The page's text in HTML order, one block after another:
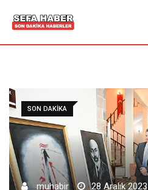
SON DAKIKA
muhabir
28 Aralık 2023